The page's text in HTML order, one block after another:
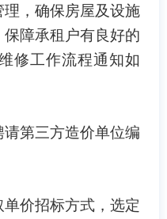
，确保房屋及设施
障承租户有良好的
修工作流程通知如
第三方造价单位编
价招标方式，选定